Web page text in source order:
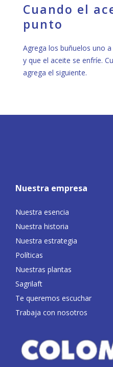
Cuando el
punto
Agrega los buñuelos uno
y que el aceite se enfríe.
agrega el siguiente.
Nuestra empresa
Nuestra esencia
Nuestra historia
Nuestra estrategia
Políticas
Nuestras plantas
Sagrilaft
Te queremos escuchar
Trabaja con nosotros